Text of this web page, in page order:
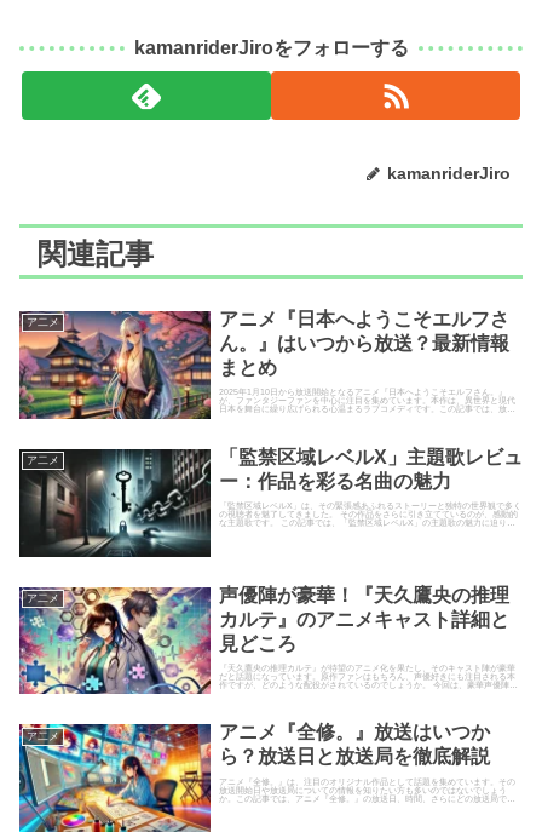
kamanriderJiroをフォローする
kamanriderJiro
関連記事
ア二メ
アニメ『日本へようこそエルフさ
ん。』はいつから放送？最新情報
まとめ
2025年1月10日から放送開始となるアニメ『日本へようこそエルフさん。』
が、ファンタジーファンを中心に注目を集めています。本作は、異世界と現代
日本を舞台に繰り広げられる心温まるラブコメディです。この記事では、放送
ア二メ
「監禁区域レベルX」主題歌レビュ
ー：作品を彩る名曲の魅力
「監禁区域レベルX」は、その緊張感あふれるストーリーと独特の世界観で多く
の視聴者を魅了してきました。 その作品をさらに引き立てているのが、感動的
な主題歌です。 この記事では、「監禁区域レベルX」の主題歌の魅力に迫り、
ア二メ
声優陣が豪華！『天久鷹央の推理
カルテ』のアニメキャスト詳細と
見どころ
『天久鷹央の推理カルテ』が待望のアニメ化を果たし、そのキャスト陣が豪華
だと話題になっています。原作ファンはもちろん、声優好きにも注目される本
作ですが、どのような配役がされているのでしょうか。 今回は、豪華声優陣の
ア二メ
アニメ『全修。』放送はいつか
ら？放送日と放送局を徹底解説
アニメ『全修。』は、注目のオリジナル作品として話題を集めています。その
放送開始日や放送局についての情報を知りたい方も多いのではないでしょう
か。この記事では、アニメ『全修。』の放送日、時間、さらにどの放送局で視